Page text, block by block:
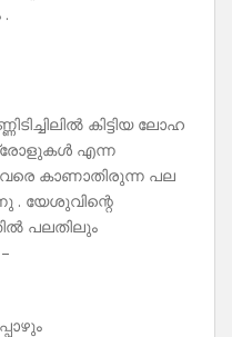
കിട്ടിയ ലോഹ
എന്ന
കാണാതിരുന്ന പല
. യേശുവിന്റെ
പലതിലും